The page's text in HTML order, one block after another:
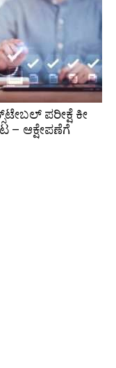
ಪರೀಕ್ಷೆ ಕೀ
– ಆಕ್ಷೇಪಣೆಗೆ